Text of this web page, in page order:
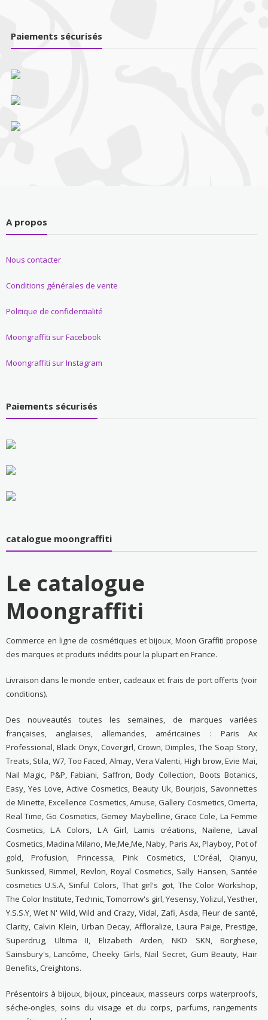
Paiements sécurisés
A propos
Nous contacter
Conditions générales de vente
Politique de confidentialité
Moongraffiti sur Facebook
Moongraffiti sur Instagram
Paiements sécurisés
catalogue moongraffiti
Le catalogue
Moongraffiti
Commerce en ligne de cosmétiques et bijoux, Moon Graffiti propose
des marques et produits inédits pour la plupart en France.
Livraison dans le monde entier, cadeaux et frais de port offerts (voir
conditions).
Des nouveautés toutes les semaines, de marques variées
françaises, anglaises, allemandes, américaines : Paris Ax
Professional, Black Onyx, Covergirl, Crown, Dimples, The Soap Story,
Treats, Stila, W7, Too Faced, Almay, Vera Valenti, High brow, Evie Mai,
Nail Magic, P&P, Fabiani, Saffron, Body Collection, Boots Botanics,
Easy, Yes Love, Active Cosmetics, Beauty Uk, Bourjois, Savonnettes
de Minette, Excellence Cosmetics, Amuse, Gallery Cosmetics, Omerta,
Real Time, Go Cosmetics, Gemey Maybelline, Grace Cole, La Femme
Cosmetics, L.A Colors, L.A Girl, Lamis créations, Nailene, Laval
Cosmetics, Madina Milano, Me,Me,Me, Naby, Paris Ax, Playboy, Pot of
gold, Profusion, Princessa, Pink Cosmetics, L'Oréal, Qianyu,
Sunkissed, Rimmel, Revlon, Royal Cosmetics, Sally Hansen, Santée
cosmetics U.S.A, Sinful Colors, That girl's got, The Color Workshop,
The Color Institute, Technic, Tomorrow's girl, Yesensy, Yolizul, Yesther,
Y.S.S.Y, Wet N' Wild, Wild and Crazy, Vidal, Zafi, Asda, Fleur de santé,
Clarity, Calvin Klein, Urban Decay, Affloralize, Laura Paige, Prestige,
Superdrug, Ultima II, Elizabeth Arden, NKD SKN, Borghese,
Sainsbury's, Lancôme, Cheeky Girls, Nail Secret, Gum Beauty, Hair
Benefits, Creightons.
Présentoirs à bijoux, bijoux, pinceaux, masseurs corps waterproofs,
séche-ongles, soins du visage et du corps, parfums, rangements